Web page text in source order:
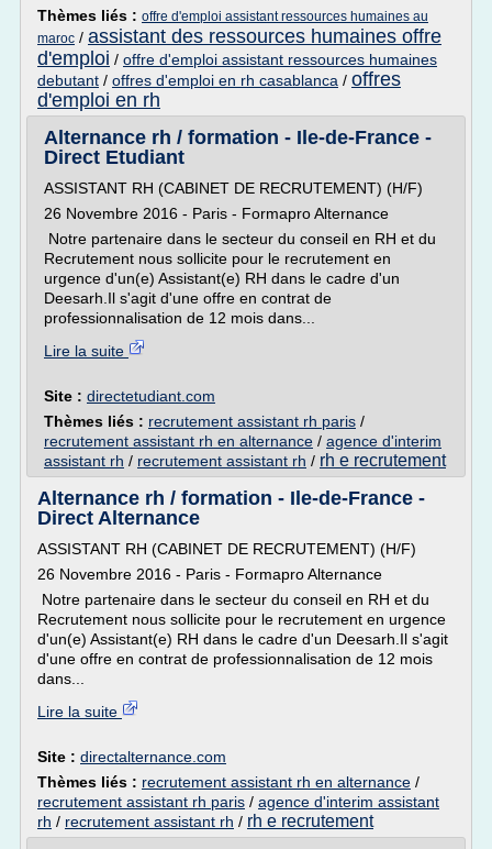
Thèmes liés : offre d'emploi assistant ressources humaines au
maroc / assistant des ressources humaines offre
d'emploi / offre d'emploi assistant ressources humaines
debutant / offres d'emploi en rh casablanca / offres
d'emploi en rh
Alternance rh / formation - Ile-de-France -
Direct Etudiant
ASSISTANT RH (CABINET DE RECRUTEMENT) (H/F)
26 Novembre 2016 - Paris - Formapro Alternance
Notre partenaire dans le secteur du conseil en RH et du
Recrutement nous sollicite pour le recrutement en
urgence d'un(e) Assistant(e) RH dans le cadre d'un
Deesarh.Il s'agit d'une offre en contrat de
professionnalisation de 12 mois dans...
Lire la suite
Site : directetudiant.com
Thèmes liés : recrutement assistant rh paris /
recrutement assistant rh en alternance / agence d'interim
assistant rh / recrutement assistant rh / rh e recrutement
Alternance rh / formation - Ile-de-France -
Direct Alternance
ASSISTANT RH (CABINET DE RECRUTEMENT) (H/F)
26 Novembre 2016 - Paris - Formapro Alternance
Notre partenaire dans le secteur du conseil en RH et du
Recrutement nous sollicite pour le recrutement en urgence
d'un(e) Assistant(e) RH dans le cadre d'un Deesarh.Il s'agit
d'une offre en contrat de professionnalisation de 12 mois
dans...
Lire la suite
Site : directalternance.com
Thèmes liés : recrutement assistant rh en alternance /
recrutement assistant rh paris / agence d'interim assistant
rh / recrutement assistant rh / rh e recrutement